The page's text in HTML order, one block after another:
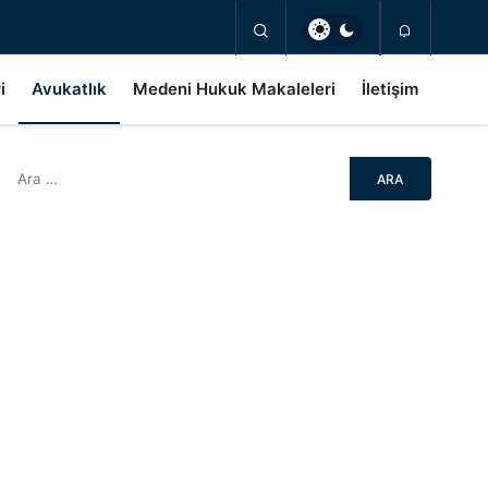
Avukatlık Medeni Hukuk Makaleleri İletişim